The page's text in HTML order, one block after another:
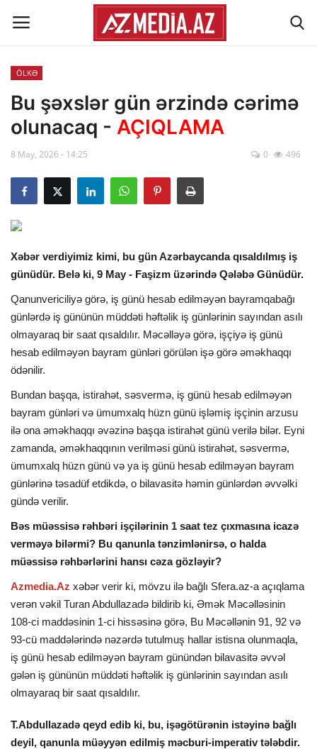
Əlaqə
Xəbər lenti
Reklam
SİYASƏT
İQTİSADİYYAT
İDMAN
MARAQLI
SAĞLAMLIQ
ŞOU BİZNES
MÜSAHİBƏ
İKT
ÖLKƏ
Bu şəxslər gün ərzində cərimə
olunacaq - AÇIQLAMA
8 May, 2026 - 14:25 0 496
Xəbər verdiyimiz kimi, bu gün Azərbaycanda qısaldılmış iş
günüdür. Belə ki, 9 May - Faşizm üzərində Qələbə Günüdür.
Qanunvericiliyə görə, iş günü hesab edilməyən bayramqabağı
günlərdə iş gününün müddəti həftəlik iş günlərinin sayından asılı
olmayaraq bir saat qısaldılır. Məcəlləyə görə, işçiyə iş günü
hesab edilməyən bayram günləri görülən işə görə əməkhaqqı
ödənilir.
Bundan başqa, istirahət, səsvermə, iş günü hesab edilməyən
bayram günləri və ümumxalq hüzn günü işləmiş işçinin arzusu
ilə ona əməkhaqqı əvəzinə başqa istirahət günü verilə bilər. Eyni
zamanda, əməkhaqqının verilməsi günü istirahət, səsvermə,
ümumxalq hüzn günü və ya iş günü hesab edilməyən bayram
günlərinə təsadüf etdikdə, o bilavasitə həmin günlərdən əvvəlki
gündə verilir.
Bəs müəssisə rəhbəri işçilərinin 1 saat tez çıxmasına icazə
verməyə bilərmi? Bu qanunla tənzimlənirsə, o halda
müəssisə rəhbərlərini hansı cəza gözləyir?
Azmedia.Az xəbər verir ki, mövzu ilə bağlı Sfera.az-a açıqlama
verən vəkil Turan Abdullazadə bildirib ki, Əmək Məcəlləsinin
108-ci maddəsinin 1-ci hissəsinə görə, Bu Məcəllənin 91, 92 və
93-cü maddələrində nəzərdə tutulmuş hallar istisna olunmaqla,
iş günü hesab edilməyən bayram günündən bilavasitə əvvəl
gələn iş gününün müddəti həftəlik iş günlərinin sayından asılı
olmayaraq bir saat qısaldılır.
T.Abdullazadə qeyd edib ki, bu, işəgötürənin istəyinə bağlı
deyil, qanunla müəyyən edilmiş məcburi-imperativ tələbdir.